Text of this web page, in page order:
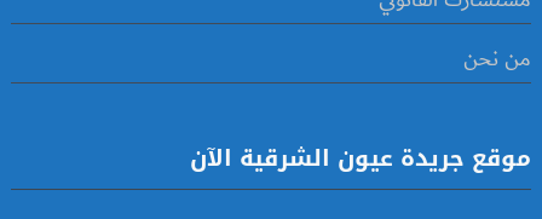
من نحن
موقع جريدة عيون الشرقية الآن